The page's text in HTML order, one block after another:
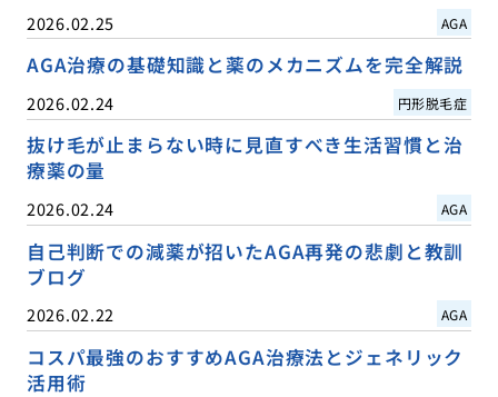
2026.02.25 AGA
AGA治療の基礎知識と薬のメカニズムを完全解説
2026.02.24 円形脱毛症
抜け毛が止まらない時に見直すべき生活習慣と治
療薬の量
2026.02.24 AGA
自己判断での減薬が招いたAGA再発の悲劇と教訓
ブログ
2026.02.22 AGA
コスパ最強のおすすめAGA治療法とジェネリック
活用術